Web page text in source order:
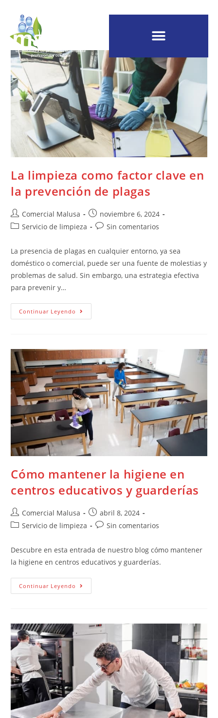
La limpieza como factor clave en
la prevención de plagas
Comercial Malusa
noviembre 6, 2024
Servicio de limpieza
Sin comentarios
La presencia de plagas en cualquier entorno, ya sea
doméstico o comercial, puede ser una fuente de molestias y
problemas de salud. Sin embargo, una estrategia efectiva
para prevenir y…
Continuar Leyendo
Cómo mantener la higiene en
centros educativos y guarderías
Comercial Malusa
abril 8, 2024
Servicio de limpieza
Sin comentarios
Descubre en esta entrada de nuestro blog cómo mantener
la higiene en centros educativos y guarderías.
Continuar Leyendo